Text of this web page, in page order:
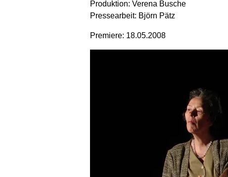
Produktion: Verena Busche
Pressearbeit: Björn Pätz
Premiere: 18.05.2008